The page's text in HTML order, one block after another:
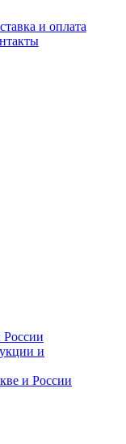
и оплата
России
и
и России